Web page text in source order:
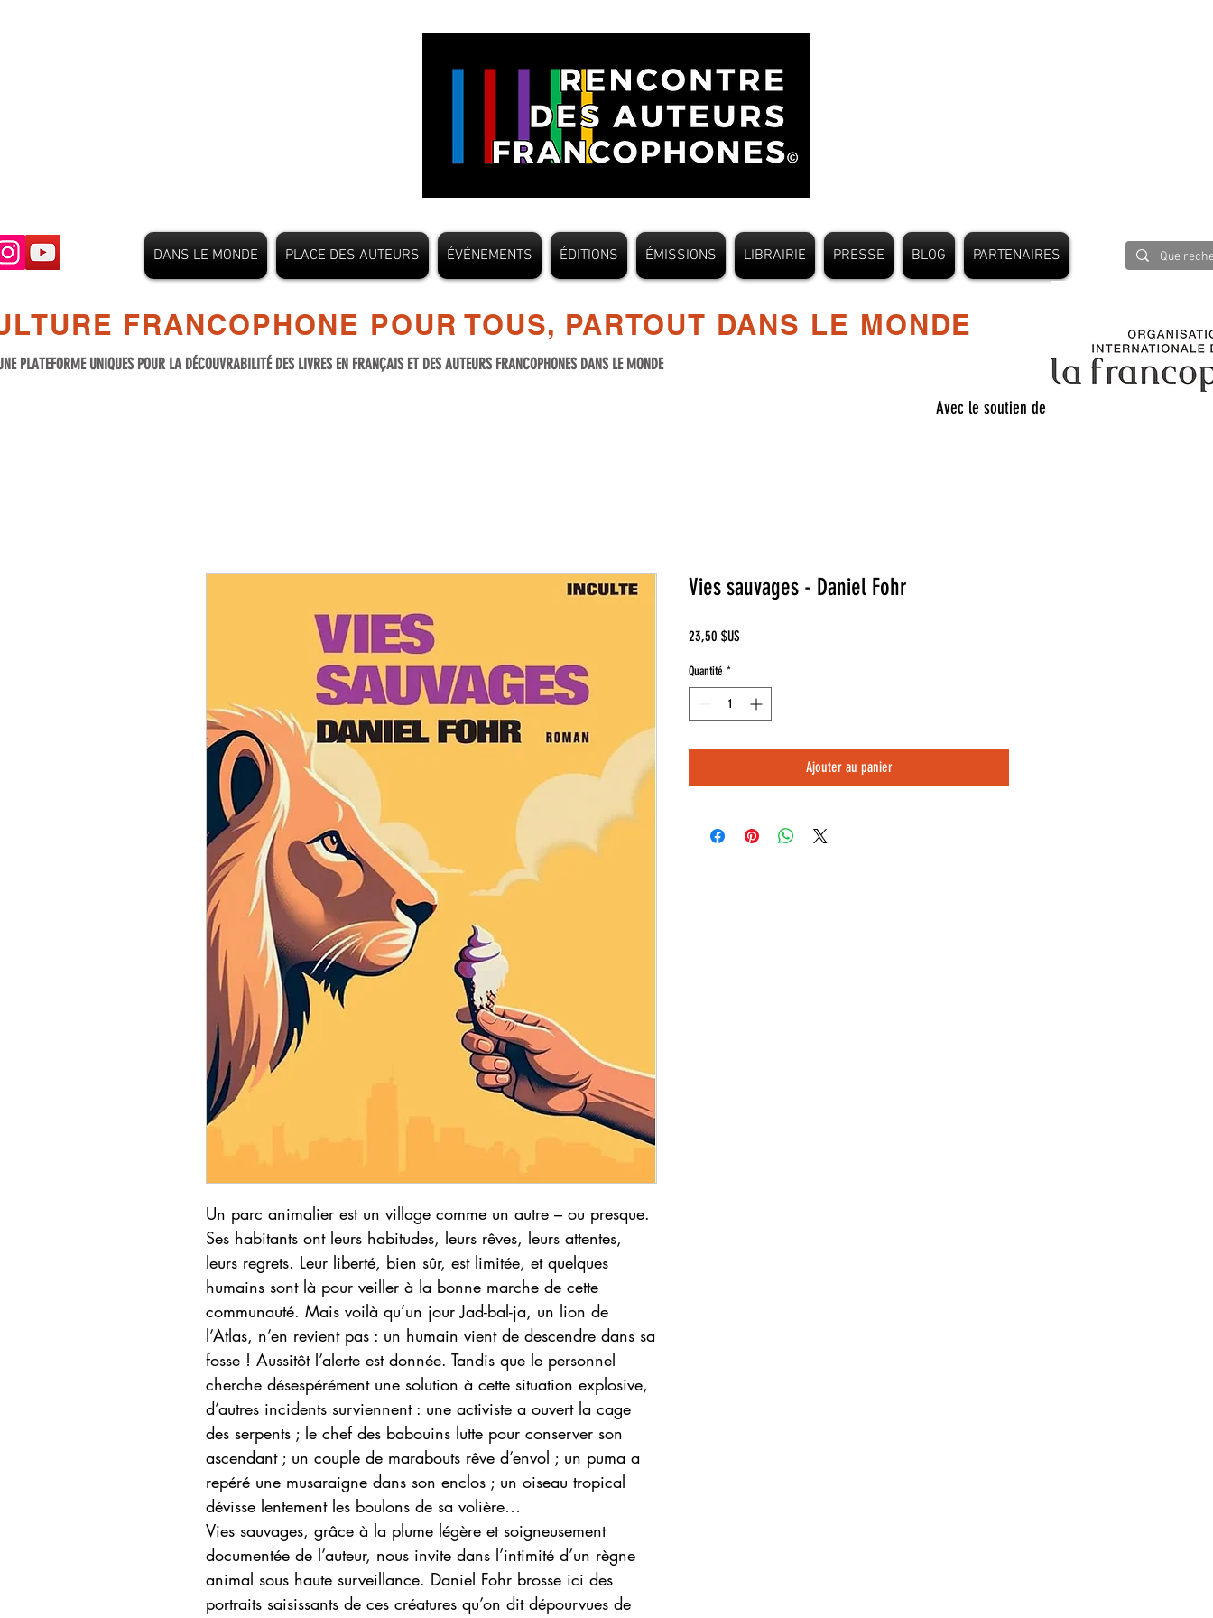
DANS LE MONDE PLACE DES AUTEURS ÉVÉNEMENTS ÉDITIONS ÉMISSIONS LIBRAIRIE PRESSE BLOG PARTENAIRES
FRANCOPHONE POUR TOUS, PARTOUT DANS LE MONDE
PLATEFORME UNIQUES POUR LA DÉCOUVRABILITÉ DES LIVRES EN FRANÇAIS ET DES AUTEURS FRANCOPHONES DANS LE MONDE
Avec le soutien de
Un parc animalier est un village comme un autre – ou presque.
Ses habitants ont leurs habitudes, leurs rêves, leurs attentes,
leurs regrets. Leur liberté, bien sûr, est limitée, et quelques
humains sont là pour veiller à la bonne marche de cette
communauté. Mais voilà qu’un jour Jad-bal-ja, un lion de
l’Atlas, n’en revient pas : un humain vient de descendre dans sa
fosse ! Aussitôt l’alerte est donnée. Tandis que le personnel
cherche désespérément une solution à cette situation explosive,
d’autres incidents surviennent : une activiste a ouvert la cage
des serpents ; le chef des babouins lutte pour conserver son
ascendant ; un couple de marabouts rêve d’envol ; un puma a
repéré une musaraigne dans son enclos ; un oiseau tropical
dévisse lentement les boulons de sa volière…
Vies sauvages, grâce à la plume légère et soigneusement
documentée de l’auteur, nous invite dans l’intimité d’un règne
animal sous haute surveillance. Daniel Fohr brosse ici des
portraits saisissants de ces créatures qu’on dit dépourvues de
Vies sauvages - Daniel Fohr
23,50 $US
Quantité *
Ajouter au panier